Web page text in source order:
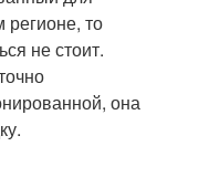
то
не стоит.
она